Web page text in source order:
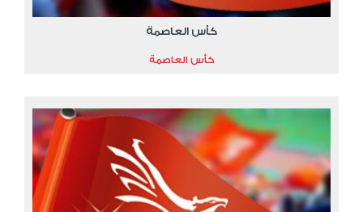
كأس العاصمة
كأس العاصمة